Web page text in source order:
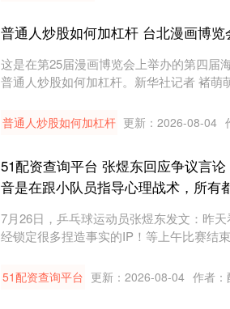
普通人炒股如何加杠杆 台北漫画博
这是在第25届漫画博览会上举办的第四届
普通人炒股如何加杠杆。新华社记者 褚萌
普通人炒股如何加杠杆 更新：2026-08-04
51配资查询平台 张煜东回应争议言
音是在跟小队员指导心理战术，所有
7月26日，乒乓球运动员张煜东发文：昨
经锁定很多捏造事实的IP！等上午比赛结
51配资查询平台 更新：2026-08-04 作者